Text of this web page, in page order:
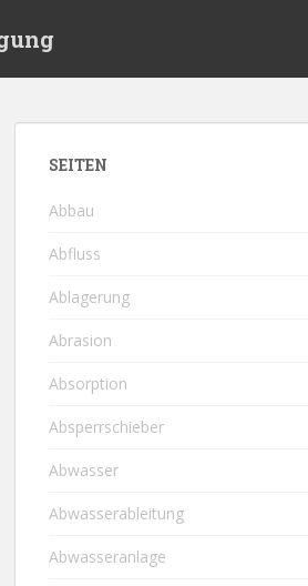
SEITEN
Abbau
Abfluss
Ablagerung
Abrasion
Absorption
Absperrschieber
Abwasser
Abwasserableitung
Abwasseranlage